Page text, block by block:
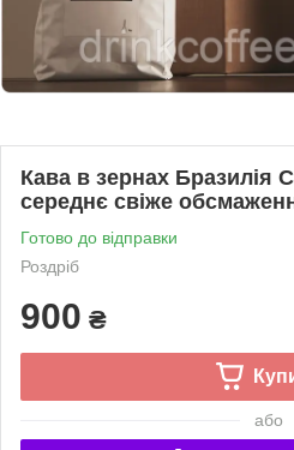
Кава в зернах Бразилія
середнє свіже
Готово до відправки
Роздріб
900 ₴
або